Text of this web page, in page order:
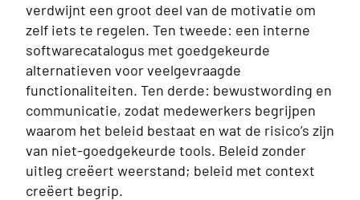
verdwijnt een groot deel van de motivatie om
zelf iets te regelen. Ten tweede: een interne
softwarecatalogus met goedgekeurde
alternatieven voor veelgevraagde
functionaliteiten. Ten derde: bewustwording en
communicatie, zodat medewerkers begrijpen
waarom het beleid bestaat en wat de risico’s zijn
van niet-goedgekeurde tools. Beleid zonder
uitleg creëert weerstand; beleid met context
creëert begrip.